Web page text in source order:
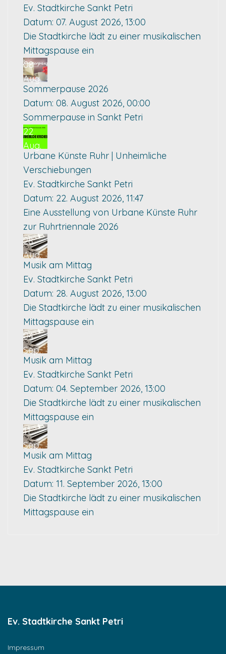
Ev. Stadtkirche Sankt Petri
Datum: 07. August 2026, 13:00
Die Stadtkirche lädt zu einer musikalischen
Mittagspause ein
08
Aug.
Sommerpause 2026
Datum: 08. August 2026, 00:00
Sommerpause in Sankt Petri
22
Aug.
Urbane Künste Ruhr | Unheimliche
Verschiebungen
Ev. Stadtkirche Sankt Petri
Datum: 22. August 2026, 11:47
Eine Ausstellung von Urbane Künste Ruhr
zur Ruhrtriennale 2026
28
Aug.
Musik am Mittag
Ev. Stadtkirche Sankt Petri
Datum: 28. August 2026, 13:00
Die Stadtkirche lädt zu einer musikalischen
Mittagspause ein
04
Sep.
Musik am Mittag
Ev. Stadtkirche Sankt Petri
Datum: 04. September 2026, 13:00
Die Stadtkirche lädt zu einer musikalischen
Mittagspause ein
11
Sep.
Musik am Mittag
Ev. Stadtkirche Sankt Petri
Datum: 11. September 2026, 13:00
Die Stadtkirche lädt zu einer musikalischen
Mittagspause ein
Ev. Stadtkirche Sankt Petri
Impressum